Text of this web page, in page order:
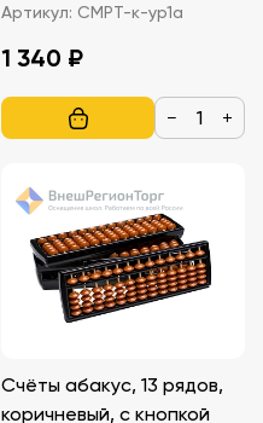
Артикул: СМРТ-к-ур1а
1 340 ₽
− +
Счёты абакус, 13 рядов,
коричневый, с кнопкой